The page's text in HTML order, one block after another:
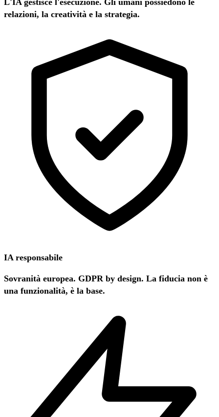
relazioni, la creatività e la strategia.
IA responsabile
Sovranità europea. GDPR by design. La fiducia non è
una funzionalità, è la base.